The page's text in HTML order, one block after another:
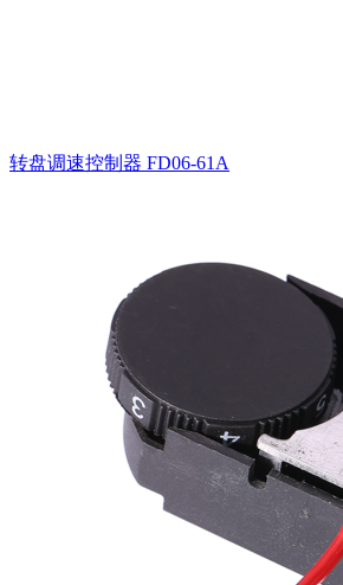
转盘调速控制器 FD06-61A